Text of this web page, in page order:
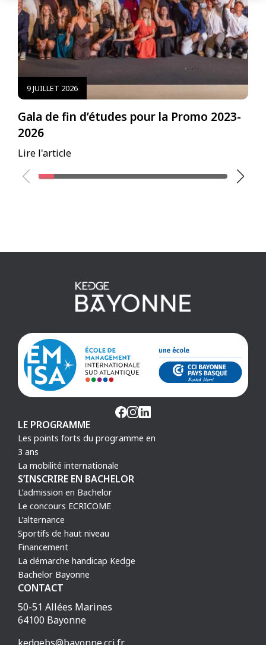
9 JUILLET 2026
Gala de fin d’études pour la Promo 2023-
2026
Lire l'article
LE PROGRAMME
Les points forts du programme en
3 ans
La mobilité internationale
S’INSCRIRE EN BACHELOR
L’admission en Bachelor
Le concours ECRICOME
L’alternance
Sportifs de haut niveau
Financement
La démarche handicap Kedge
Bachelor Bayonne
CONTACT
50-51 Allées Marines
64100 Bayonne